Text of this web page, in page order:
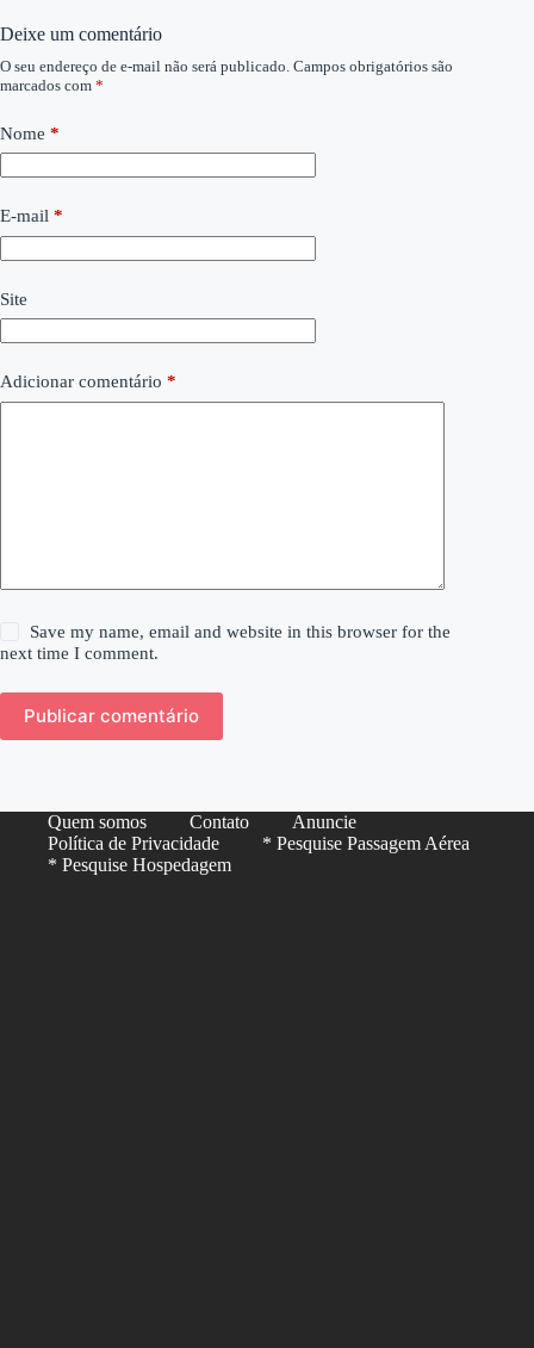
Deixe um comentário
O seu endereço de e-mail não será publicado. Campos obrigatórios são
marcados com *
Nome *
E-mail *
Site
Adicionar comentário *
Save my name, email and website in this browser for the
next time I comment.
Publicar comentário
Quem somos Contato
Anuncie
Política de Privacidade
* Pesquise Passagem Aérea
* Pesquise Hospedagem